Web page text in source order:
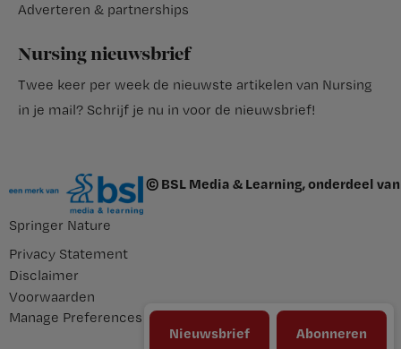
Nieuwsbrief Abonneren
Adverteren & partnerships
Nursing nieuwsbrief
Twee keer per week de nieuwste artikelen van Nursing
in je mail? Schrijf je nu in voor de nieuwsbrief!
© BSL Media & Learning, onderdeel van
Springer Nature
Privacy Statement
Disclaimer
Voorwaarden
Manage Preferences